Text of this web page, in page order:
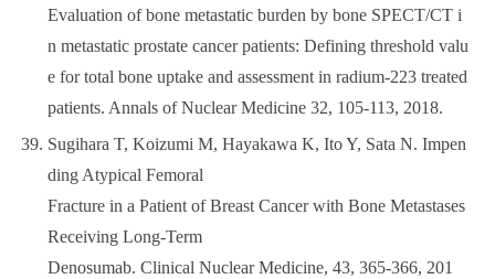
Evaluation of bone metastatic burden by bone SPECT/CT i
n metastatic prostate cancer patients: Defining threshold valu
e for total bone uptake and assessment in radium-223 treated
patients. Annals of Nuclear Medicine 32, 105-113, 2018.
Sugihara T, Koizumi M, Hayakawa K, Ito Y, Sata N. Impen
ding Atypical Femoral
Fracture in a Patient of Breast Cancer with Bone Metastases
Receiving Long-Term
Denosumab. Clinical Nuclear Medicine, 43, 365-366, 201